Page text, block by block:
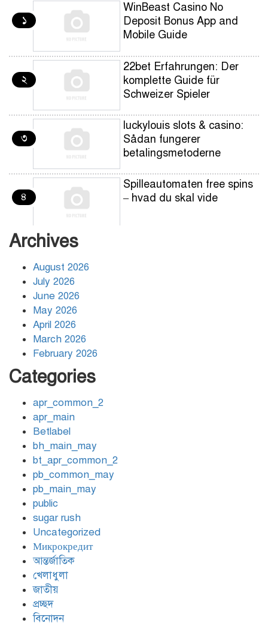
১
WinBeast Casino No
Deposit Bonus App and
Mobile Guide
২
22bet Erfahrungen: Der
komplette Guide für
Schweizer Spieler
৩
luckylouis slots & casino:
Sådan fungerer
betalingsmetoderne
৪
Spilleautomaten free spins
– hvad du skal vide
৬
৭
১০
Archives
August 2026
July 2026
June 2026
May 2026
April 2026
March 2026
February 2026
Categories
apr_common_2
apr_main
Betlabel
bh_main_may
bt_apr_common_2
pb_common_may
pb_main_may
public
sugar rush
Uncategorized
Микрокредит
আন্তর্জাতিক
খেলাধুলা
জাতীয়
প্রচ্ছদ
বিনোদন